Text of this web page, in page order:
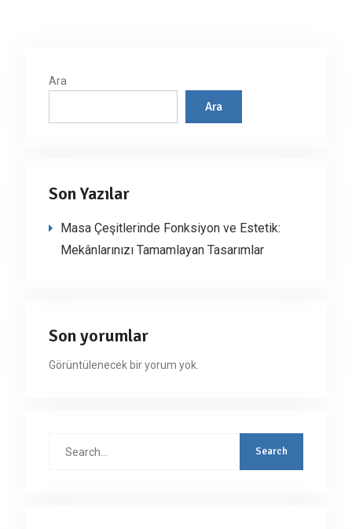
Ara
Ara
Son Yazılar
Masa Çeşitlerinde Fonksiyon ve Estetik:
Mekânlarınızı Tamamlayan Tasarımlar
Son yorumlar
Görüntülenecek bir yorum yok.